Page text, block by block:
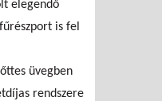
elegendő
is fel
üvegben
rendszere